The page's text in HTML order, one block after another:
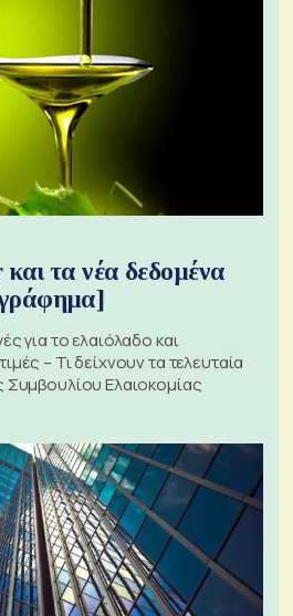
τα νέα δεδομένα
για το ελαιόλαδο και
– Τι δείχνουν τα τελευταία
Συμβουλίου Ελαιοκομίας